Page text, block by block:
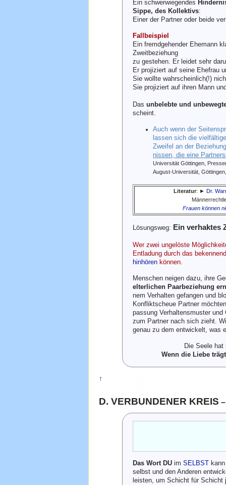
Ein schwerwiegendes
Sippe, des Kollektivs:
Einer der Partner oder beide
Fallbeispiel
Ein fremdgehender Ehemann
Zweitbeziehung
zu gestehen. Er leidet sehr
Er projiziert auf seine Ehefrau
Sie wollte wahrscheinlich(!)
Sie projiziert auf ihren Mann
Dasunbelebte und
scheint.
Auch wenn der
lassen sich die
Zweifel an der
nissen, die eine
Universität Göttingen,
August-Universität,
Literatur: ►Dr.
Frauen können
Lösungsweg: Ein verhaktes
Wer zwei ungelöste
Entladung durch das
hinhören können.
Menschen neigen dazu, ihre
elterlichen Paarbeziehung
nem Verhalten gefangen und
Konfliktscheue Partner
passung Verhaltensmuster
zum Partner nach sich zieht.
genau zu dem entwickelt, was
Die Seele
Wenn die Liebe
↑
D. VERBUNDENER KREIS
Das Wort DU imSELBST
selbst und den Anderen
leisten, um Schicht für